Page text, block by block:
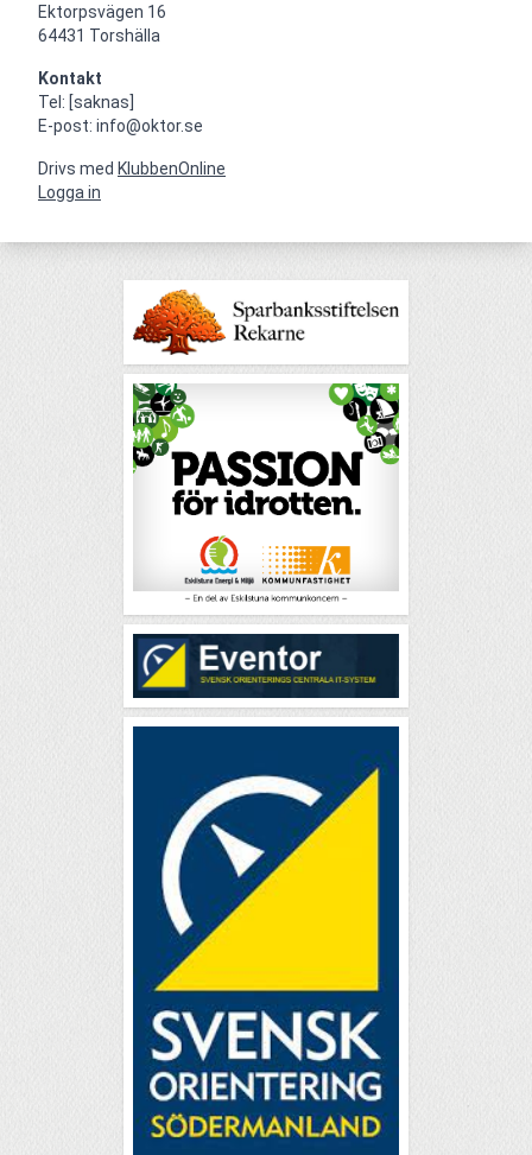
Ektorpsvägen 16
64431 Torshälla
Kontakt
Tel: [saknas]
E-post: info@oktor.se
Drivs med KlubbenOnline
Logga in